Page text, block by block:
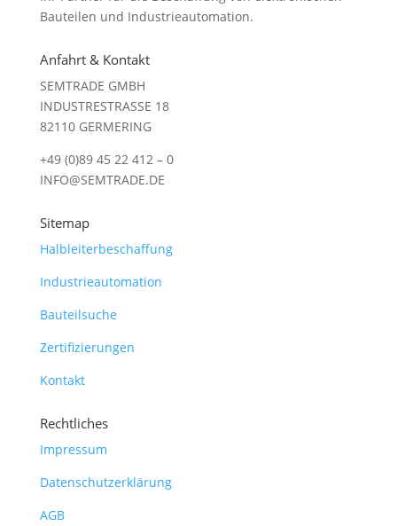
Bauteilen und Industrieautomation.
Anfahrt & Kontakt
SEMTRADE GMBH
INDUSTRESTRASSE 18
82110 GERMERING
+49 (0)89 45 22 412 – 0
INFO@SEMTRADE.DE
Sitemap
Halbleiterbeschaffung
Industrieautomation
Bauteilsuche
Zertifizierungen
Kontakt
Rechtliches
Impressum
Datenschutzerklärung
AGB